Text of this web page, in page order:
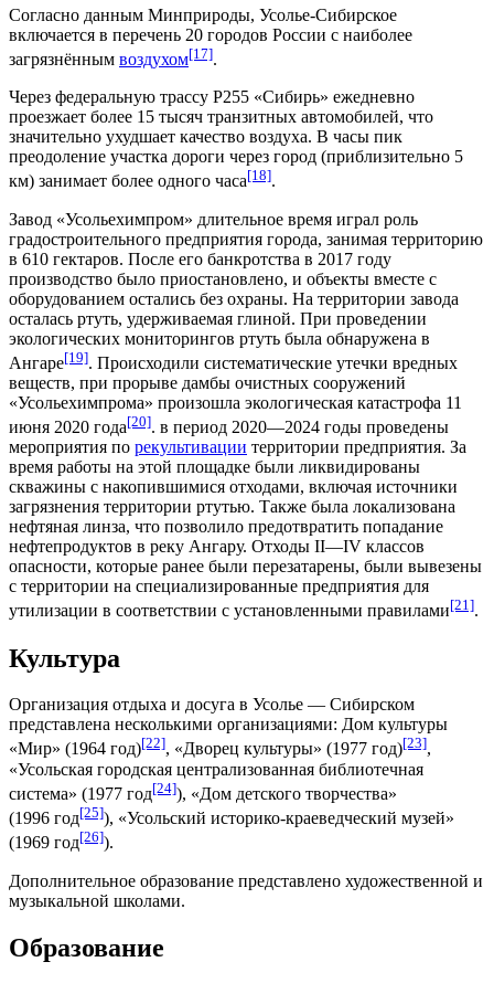
Согласно данным Минприроды, Усолье-Сибирское
включается в перечень 20 городов России с наиболее
загрязнённым воздухом[17].
Через федеральную трассу Р255 «Сибирь» ежедневно
проезжает более 15 тысяч транзитных автомобилей, что
значительно ухудшает качество воздуха. В часы пик
преодоление участка дороги через город (приблизительно 5
км) занимает более одного часа[18].
Завод «Усольехимпром» длительное время играл роль
градостроительного предприятия города, занимая территорию
в 610 гектаров. После его банкротства в 2017 году
производство было приостановлено, и объекты вместе с
оборудованием остались без охраны. На территории завода
осталась ртуть, удерживаемая глиной. При проведении
экологических мониторингов ртуть была обнаружена в
Ангаре[19]. Происходили систематические утечки вредных
веществ, при прорыве дамбы очистных сооружений
«Усольехимпрома» произошла экологическая катастрофа 11
июня 2020 года[20]. в период 2020—2024 годы проведены
мероприятия по рекультивации территории предприятия. За
время работы на этой площадке были ликвидированы
скважины с накопившимися отходами, включая источники
загрязнения территории ртутью. Также была локализована
нефтяная линза, что позволило предотвратить попадание
нефтепродуктов в реку Ангару. Отходы II—IV классов
опасности, которые ранее были перезатарены, были вывезены
с территории на специализированные предприятия для
утилизации в соответствии с установленными правилами[21].
Культура
Организация отдыха и досуга в Усолье — Сибирском
представлена несколькими организациями: Дом культуры
«Мир» (1964 год)[22], «Дворец культуры» (1977 год)[23],
«Усольская городская централизованная библиотечная
система» (1977 год[24]), «Дом детского творчества»
(1996 год[25]), «Усольский историко-краеведческий музей»
(1969 год[26]).
Дополнительное образование представлено художественной и
музыкальной школами.
Образование